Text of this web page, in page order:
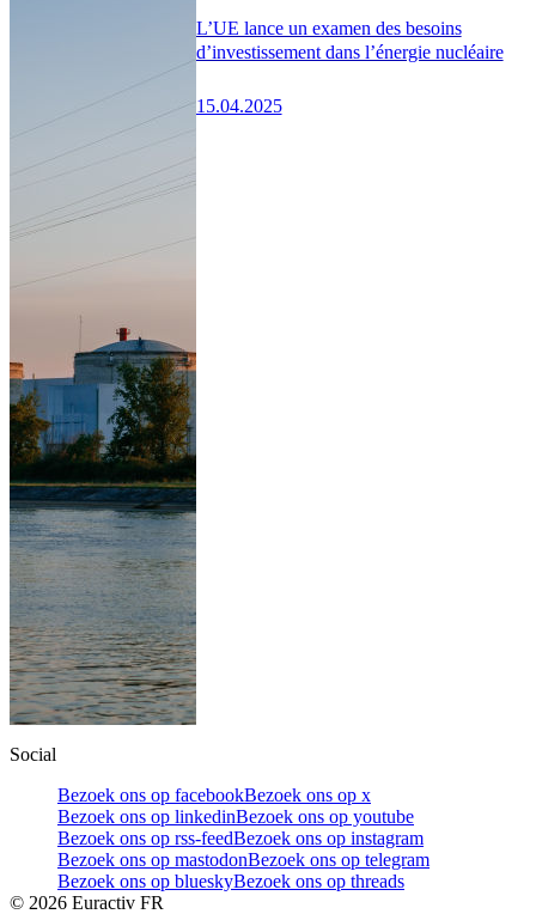
L’UE lance un examen des besoins
d’investissement dans l’énergie nucléaire
15.04.2025
Social
Bezoek ons op facebookBezoek ons op x
Bezoek ons op linkedinBezoek ons op youtube
Bezoek ons op rss-feedBezoek ons op instagram
Bezoek ons op mastodonBezoek ons op telegram
Bezoek ons op blueskyBezoek ons op threads
© 2026 Euractiv FR